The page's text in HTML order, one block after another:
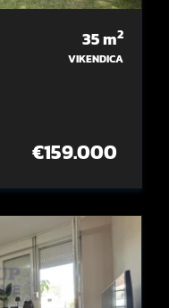
35m2
VIKENDICA
€159.000